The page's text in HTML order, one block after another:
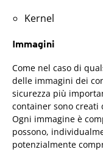
Kernel
Immagini
Come nel caso di
delle immagini dei
sicurezza più
container sono
Ogni immagine è
possono,
potenzialmente